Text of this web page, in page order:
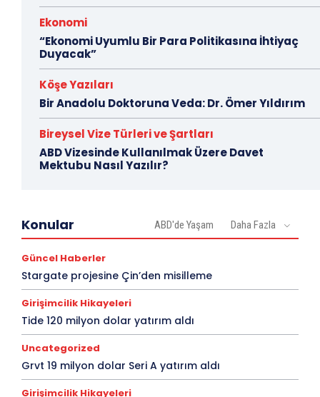
Ekonomi
“Ekonomi Uyumlu Bir Para Politikasına İhtiyaç
Duyacak”
Köşe Yazıları
Bir Anadolu Doktoruna Veda: Dr. Ömer Yıldırım
Bireysel Vize Türleri ve Şartları
ABD Vizesinde Kullanılmak Üzere Davet
Mektubu Nasıl Yazılır?
Konular ABD'de Yaşam Daha Fazla
Güncel Haberler
Stargate projesine Çin’den misilleme
Girişimcilik Hikayeleri
Tide 120 milyon dolar yatırım aldı
Uncategorized
Grvt 19 milyon dolar Seri A yatırım aldı
Girişimcilik Hikayeleri